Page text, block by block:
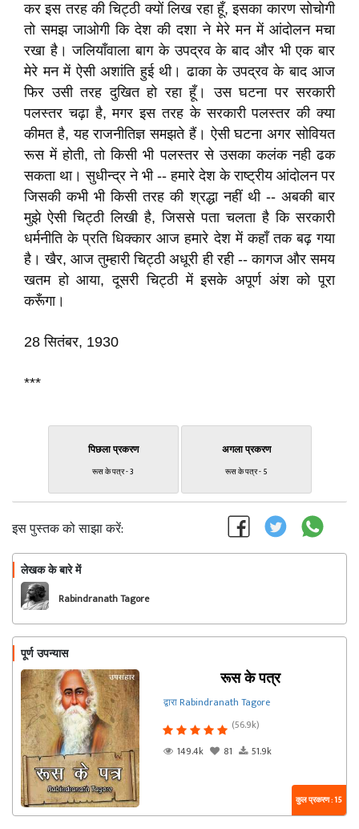
कर इस तरह की चिट्ठी क्यों लिख रहा हूँ, इसका कारण सोचोगी
तो समझ जाओगी कि देश की दशा ने मेरे मन में आंदोलन मचा
रखा है। जलियाँवाला बाग के उपद्रव के बाद और भी एक बार
मेरे मन में ऐसी अशांति हुई थी। ढाका के उपद्रव के बाद आज
फिर उसी तरह दुखित हो रहा हूँ। उस घटना पर सरकारी
पलस्तर चढ़ा है, मगर इस तरह के सरकारी पलस्तर की क्या
कीमत है, यह राजनीतिज्ञ समझते हैं। ऐसी घटना अगर सोवियत
रूस में होती, तो किसी भी पलस्तर से उसका कलंक नही ढक
सकता था। सुधीन्द्र ने भी -- हमारे देश के राष्ट्रीय आंदोलन पर
जिसकी कभी भी किसी तरह की श्रद्धा नहीं थी -- अबकी बार
मुझे ऐसी चिट्ठी लिखी है, जिससे पता चलता है कि सरकारी
धर्मनीति के प्रति धिक्कार आज हमारे देश में कहाँ तक बढ़ गया
है। खैर, आज तुम्हारी चिट्ठी अधूरी ही रही -- कागज और समय
खतम हो आया, दूसरी चिट्ठी में इसके अपूर्ण अंश को पूरा
करूँगा।
28 सितंबर, 1930
***
पिछला प्रकरण
रूस के पत्र - 3
अगला प्रकरण
रूस के पत्र - 5
इस पुस्तक को साझा करें:
लेखक के बारे में
Rabindranath Tagore
पूर्ण उपन्यास
रूस के पत्र
द्वारा Rabindranath Tagore
(56.9k)
149.4k
81 51.9k
कुल प्रकरण : 15